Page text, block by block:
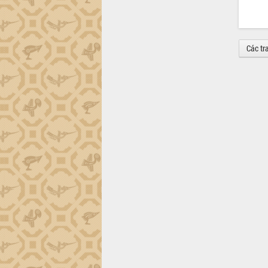
Các